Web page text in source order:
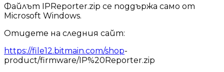
Файлът IPReporter.zip се поддържа само от
Microsoft Windows.
Отидете на следния сайт:
https://file12.bitmain.com/shop-
product/firmware/IP%20Reporter.zip